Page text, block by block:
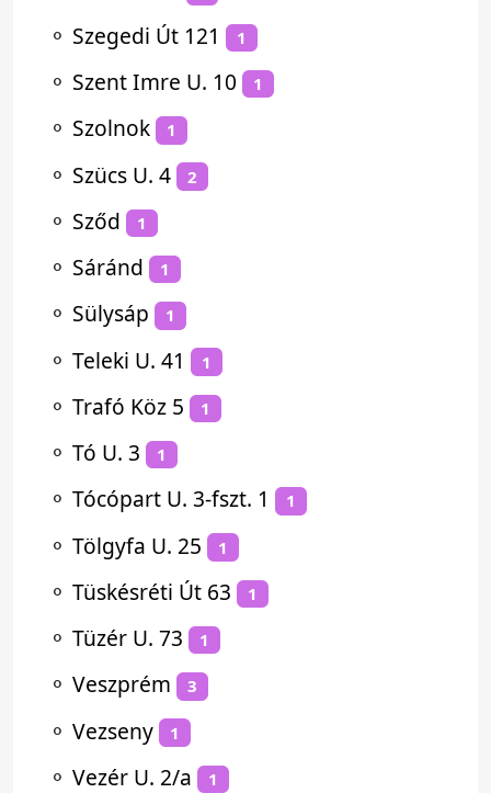
⚬ Szegedi Út 121 1
⚬ Szent Imre U. 10 1
⚬ Szolnok 1
⚬ Szücs U. 4 2
⚬ Sződ 1
⚬ Sáránd 1
⚬ Sülysáp 1
⚬ Teleki U. 41 1
⚬ Trafó Köz 5 1
⚬ Tó U. 3 1
⚬ Tócópart U. 3-fszt. 1 1
⚬ Tölgyfa U. 25 1
⚬ Tüskésréti Út 63 1
⚬ Tüzér U. 73 1
⚬ Veszprém 3
⚬ Vezseny 1
⚬ Vezér U. 2/a 1